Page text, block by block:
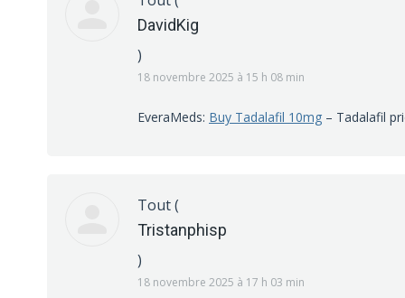
DavidKig
)
18 novembre 2025 à 15 h 08 min
EveraMeds: Buy Tadalafil 10mg – Tadalafil
Tout(
Tristanphisp
)
18 novembre 2025 à 17 h 03 min